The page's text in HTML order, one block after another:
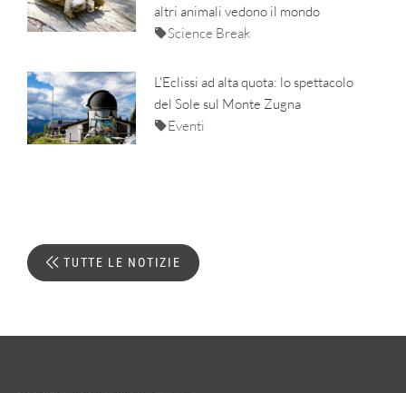
altri animali vedono il mondo
Science Break
L'Eclissi ad alta quota: lo spettacolo
del Sole sul Monte Zugna
Eventi
TUTTE LE NOTIZIE